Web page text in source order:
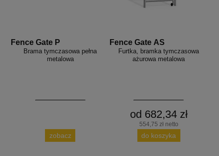
Fence Gate P
Brama tymczasowa pełna
metalowa
zobacz
Fence Gate AS
Furtka, bramka tymczasowa
ażurowa metalowa
od 682,34 zł
554,75 zł netto
do koszyka